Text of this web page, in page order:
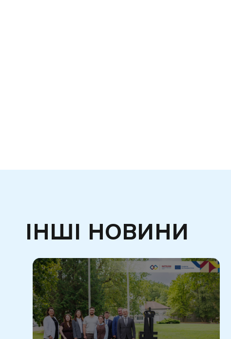
ІНШІ НОВИНИ